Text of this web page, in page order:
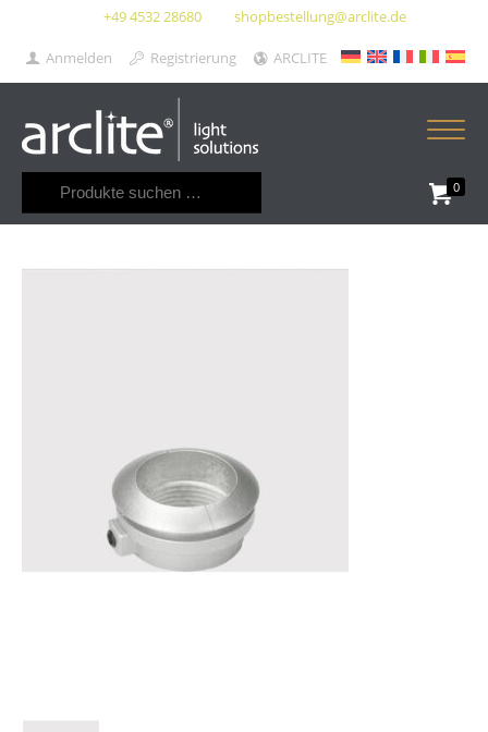
+49 4532 28680 shopbestellung@arclite.de
Anmelden Registrierung ARCLITE
0